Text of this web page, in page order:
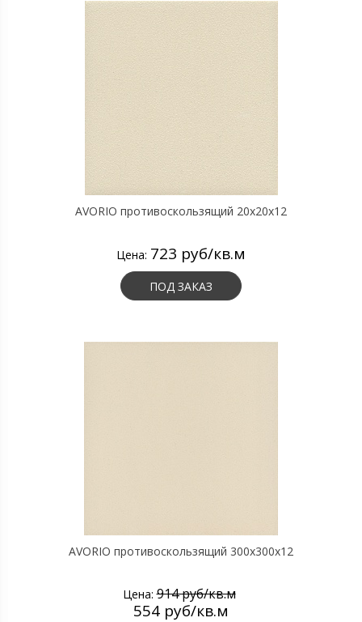
AVORIO противоскользящий 20х20х12
Цена: 723 руб/кв.м
ПОД ЗАКАЗ
AVORIO противоскользящий 300х300х12
Цена:914 руб/кв.м
554 руб/кв.м